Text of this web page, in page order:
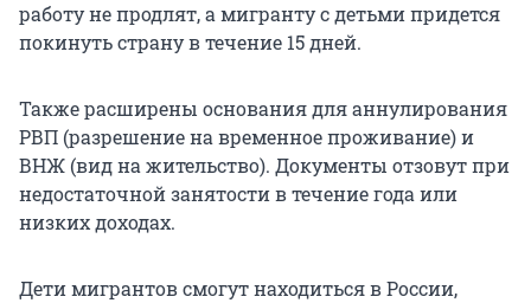
работу не продлят, а мигранту с детьми придется
покинуть страну в течение 15 дней.
Также расширены основания для аннулирования
РВП (разрешение на временное проживание) и
ВНЖ (вид на жительство). Документы отзовут при
недостаточной занятости в течение года или
низких доходах.
Дети мигрантов смогут находиться в России,